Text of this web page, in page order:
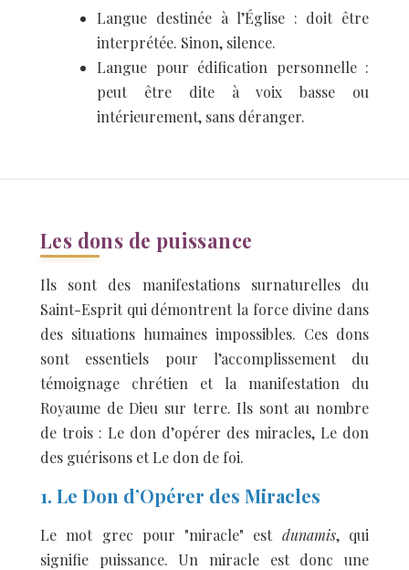
Langue destinée à l’Église : doit être
interprétée. Sinon, silence.
Langue pour édification personnelle :
peut être dite à voix basse ou
intérieurement, sans déranger.
Les dons de puissance
Ils sont des manifestations surnaturelles du
Saint-Esprit qui démontrent la force divine dans
des situations humaines impossibles. Ces dons
sont essentiels pour l’accomplissement du
témoignage chrétien et la manifestation du
Royaume de Dieu sur terre. Ils sont au nombre
de trois : Le don d’opérer des miracles, Le don
des guérisons et Le don de foi.
1. Le Don d’Opérer des Miracles
Le mot grec pour "miracle" est dunamis, qui
signifie puissance. Un miracle est donc une